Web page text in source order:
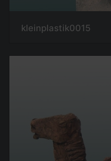
kleinplastik0015